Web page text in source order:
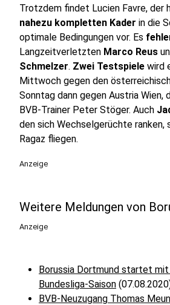
Trotzdem findet Lucien Favre, der
nahezu kompletten Kader in die
optimale Bedingungen vor. Es
Langzeitverletzten Marco Reus
Schmelzer. Zwei Testspiele wird
Mittwoch gegen den
Sonntag dann gegen Austria Wien,
BVB-Trainer Peter Stöger. Auch
den sich Wechselgerüchte ranken,
Ragaz fliegen.
Anzeige
Weitere Meldungen von
Anzeige
Borussia Dortmund startet
Bundesliga-Saison
BVB-Neuzugang Thomas